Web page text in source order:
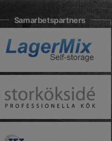
Samarbetspartners